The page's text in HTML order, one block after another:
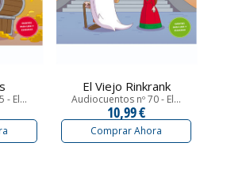
- El...
El Viejo Rinkrank
Audiocuentos nº 70 - El...
10,99 €
Comprar Ahora